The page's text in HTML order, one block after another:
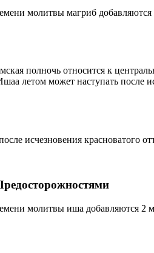
молитвы магриб
полночь относится к
летом может наступать после
исчезновения красноватого
молитвы иша добавляются 2